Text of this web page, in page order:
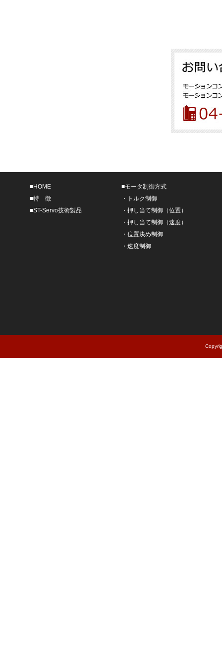
■HOME
■特 徴
■ST-Servo技術製品
■モータ制御方式
・
トルク制御
・ 押し当て制御（位置）
・ 押し当て制御（速度）
・ 位置決め制御
・ 速度制御